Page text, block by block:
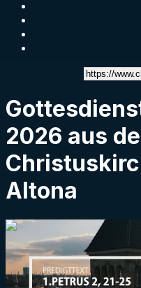
2026 aus
Altona
1:31:14